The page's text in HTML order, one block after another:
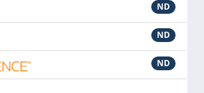
ND
ND
ND